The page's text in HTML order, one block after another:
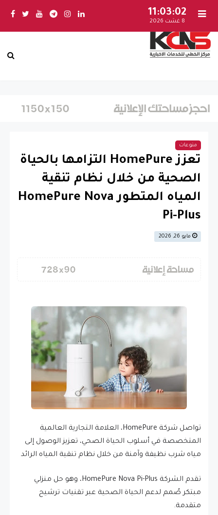
11:03:03
8 غشت 2026
منوعات
تعزز HomePure التزامها بالحياة
الصحية من خلال نظام تنقية
المياه المتطور HomePure Nova
Pi-Plus
مايو 26, 2026
تواصل شركة HomePure، العلامة التجارية العالمية
المتخصصة في أسلوب الحياة الصحي، تعزيز الوصول إلى
مياه شرب نظيفة وآمنة من خلال نظام تنقية المياه الرائد
تقدم الشركة HomePure Nova Pi-Plus، وهو حل منزلي
مبتكر صُمم لدعم الحياة الصحية عبر تقنيات ترشيح
متقدمة.